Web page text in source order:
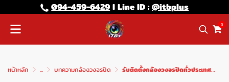
094-459-6429l Line lD :@itbplus
0
หน้าหลัก ... บทความกล้องวงจรปิด รับติดตั้งกล้องวงจรปิดทั่วประเทศ โรงงาน โกดัง สเปกเทพ Hikvision